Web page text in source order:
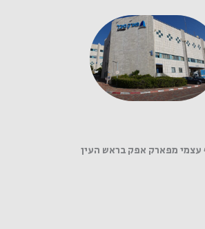
עצמי מפארק אפק בראש העין